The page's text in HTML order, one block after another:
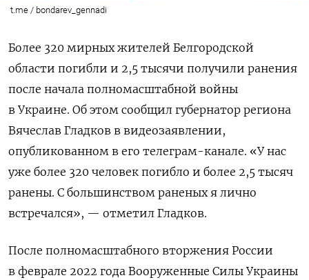
t.me / bondarev_gennadi
Более 320 мирных жителей Белгородской
области погибли и 2,5 тысячи получили ранения
после начала полномасштабной войны
в Украине. Об этом сообщил губернатор региона
Вячеслав Гладков в видеозаявлении,
опубликованном в его телеграм-канале. «У нас
уже более 320 человек погибло и более 2,5 тысяч
ранены. С большинством раненых я лично
встречался», — отметил Гладков.
После полномасштабного вторжения России
в феврале 2022 года Вооруженные Силы Украины